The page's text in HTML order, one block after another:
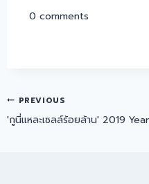
0 comments
PREVIOUS
'กูนี่แหละเซลล์ร้อยล้าน' 2019